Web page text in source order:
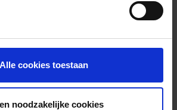
Alle cookies toestaan
noodzakelijke cookies